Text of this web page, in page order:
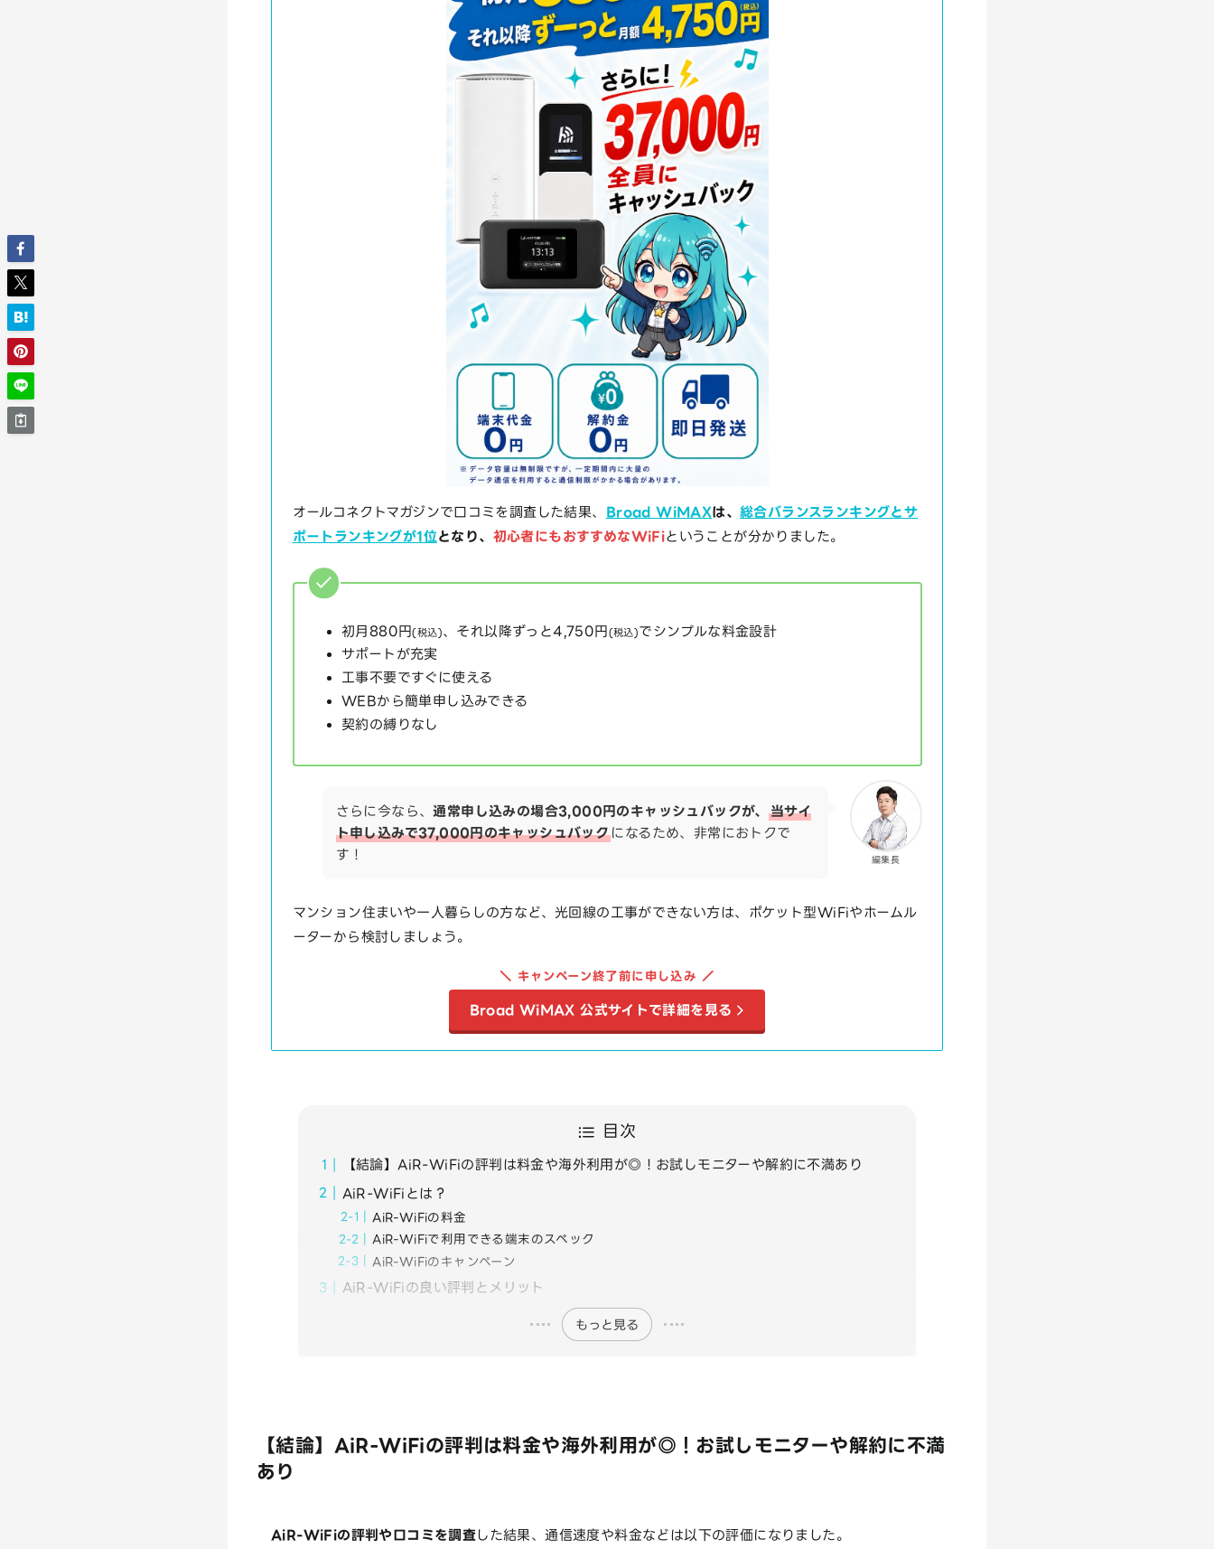
オールコネクトマガジンで口コミを調査した結果、 Broad WiMAXは、 総合バランスランキングとサ
ポートランキングが1位となり、 初心者にもおすすめなWiFiということが分かりました。
初月880円(税込)、それ以降ずっと4,750円 (税込)でシンプルな料金設計
サポートが充実
工事不要ですぐに使える
WEBから簡単申し込みできる
契約の縛りなし
編集長
さらに今なら、通常申し込みの場合3,000円のキャッシュバックが、
当サイ
ト申し込みで37,000円のキャッシュバック になるため、非常におトクで
す！
マンション住まいや一人暮らしの方など、光回線の工事ができない方は、ポケット型WiFiやホームル
ーターから検討しましょう。
＼ キャンペーン終了前に申し込み ／
Broad WiMAX 公式サイトで詳細を見る
目次
【結論】AiR-WiFiの評判は料金や海外利用が◎！お試しモニターや解約に不満あり
AiR-WiFiとは？
AiR-WiFiの料金
AiR-WiFiで利用できる端末のスペック
AiR-WiFiのキャンペーン
AiR-WiFiの良い評判とメリット
もっと見る
【結論】AiR-WiFiの評判は料金や海外利用が◎！お試しモニターや解約に不満
あり
AiR-WiFiの評判や口コミを調査した結果、通信速度や料金などは以下の評価になりました。